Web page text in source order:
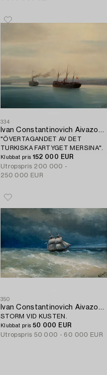
334
Ivan Constantinovich Aivazovsky
"ÖVERTAGANDET AV DET
TURKISKA FARTYGET MERSINA".
Klubbat pris 152 000 EUR
Utropspris 200 000 -
250 000 EUR
350
Ivan Constantinovich Aivazovsky
STORM VID KUSTEN.
Klubbat pris 50 000 EUR
Utropspris 50 000 - 60 000 EUR